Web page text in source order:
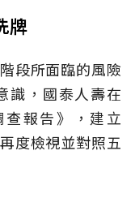
牌
段所面臨的風險
識，國泰人壽在
報告》，建立
度檢視並對照五